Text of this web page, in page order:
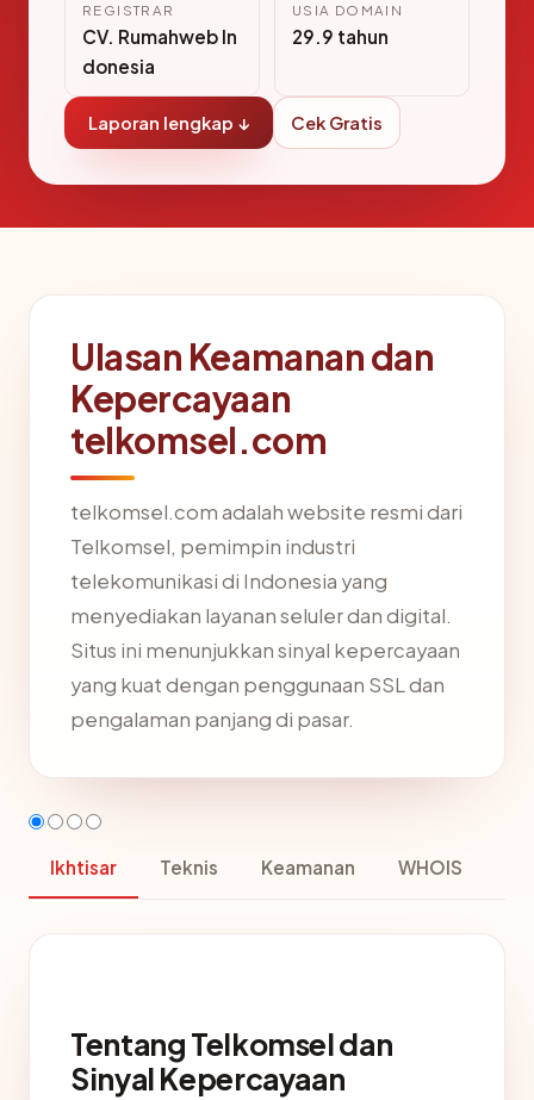
REGISTRAR
CV. Rumahweb In
donesia
USIA DOMAIN
29.9 tahun
Laporan lengkap ↓ Cek Gratis
Ulasan Keamanan dan
Kepercayaan
telkomsel.com
telkomsel.com adalah website resmi dari
Telkomsel, pemimpin industri
telekomunikasi di Indonesia yang
menyediakan layanan seluler dan digital.
Situs ini menunjukkan sinyal kepercayaan
yang kuat dengan penggunaan SSL dan
pengalaman panjang di pasar.
Ikhtisar Teknis Keamanan WHOIS
Tentang Telkomsel dan
Sinyal Kepercayaan